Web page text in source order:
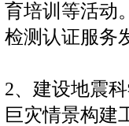
育培训等活动
检测认证服务
2、建设地震
巨灾情景构建